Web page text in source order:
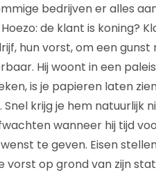
bedrijven er alles
de klant is koning?
hun vorst, om een
Hij woont in een
is je papieren laten
Snel krijg je hem natuurlijk
wanneer hij tijd
te geven. Eisen
vorst op grond van zijn